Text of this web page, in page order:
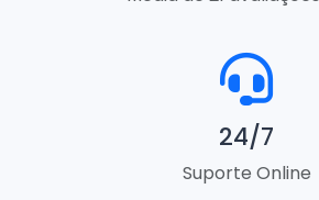
24/7
Suporte Online